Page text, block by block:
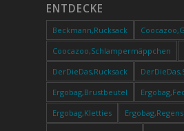
ENTDECKE
Beckmann,Rucksack
Coocazoo,Schlampermäppchen
DerDieDas,Rucksack
Ergobag,Brustbeutel
Ergobag,Kletties